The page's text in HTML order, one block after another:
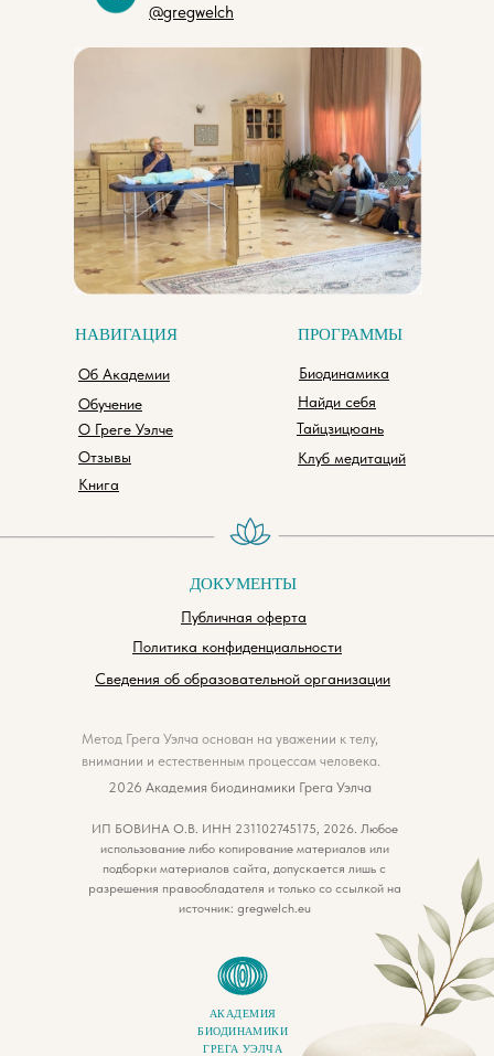
ДОКУМЕНТЫ
ПРОГРАММЫ
НАВИГАЦИЯ
Книга
Отзывы
О Греге Уэлче
Обучение
Тайцзицюань
Публичная оферта
Политика конфиденциальности
Клуб медитаций
Найди себя
Биодинамика
Об Академии
2026 Академия биодинамики Грега Уэлча
Метод Грега Уэлча основан на уважении к телу,
внимании и естественным процессам человека.
@gregwelch
Сведения об образовательной организации
ИП БОВИНА О.В. ИНН 231102745175, 2026. Любое
использование либо копирование материалов или
подборки материалов сайта, допускается лишь с
разрешения правообладателя и только со ссылкой на
источник: gregwelch.eu